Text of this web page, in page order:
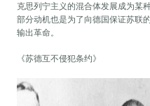
克思列宁主义的混合体发展成为某
部分动机也是为了向德国保证苏联
输出革命。
《苏德互不侵犯条约》